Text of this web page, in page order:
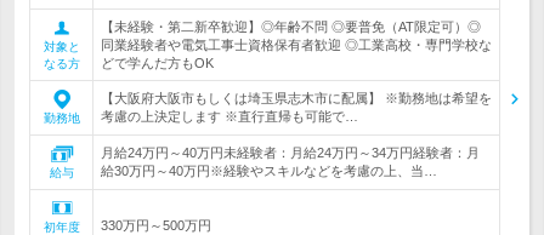
対象と
なる方
【未経験・第二新卒歓迎】◎年齢不問 ◎要普免（AT限定可）◎
同業経験者や電気工事士資格保有者歓迎 ◎工業高校・専門学校な
どで学んだ方もOK
勤務地
【大阪府大阪市もしくは埼玉県志木市に配属】 ※勤務地は希望を
考慮の上決定します ※直行直帰も可能で…
給与
月給24万円～40万円未経験者：月給24万円～34万円経験者：月
給30万円～40万円※経験やスキルなどを考慮の上、当…
初年度
330万円～500万円